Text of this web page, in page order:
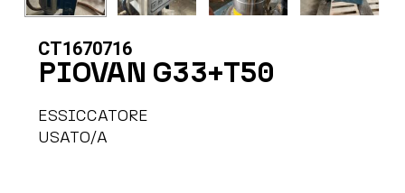
CT1670716
PIOVAN G33+T50
ESSICCATORE
USATO/A